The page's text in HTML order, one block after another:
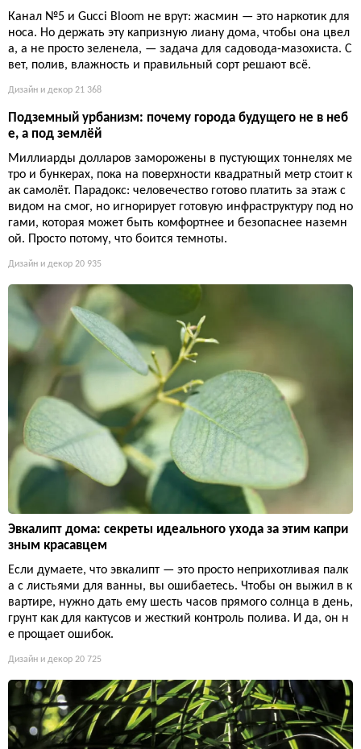
Канал №5 и Gucci Bloom не врут: жасмин — это наркотик для
носа. Но держать эту капризную лиану дома, чтобы она цвел
а, а не просто зеленела, — задача для садовода-мазохиста. С
вет, полив, влажность и правильный сорт решают всё.
Дизайн и декор 21 368
Подземный урбанизм: почему города будущего не в неб
е, а под землёй
Миллиарды долларов заморожены в пустующих тоннелях ме
тро и бункерах, пока на поверхности квадратный метр стоит к
ак самолёт. Парадокс: человечество готово платить за этаж с
видом на смог, но игнорирует готовую инфраструктуру под но
гами, которая может быть комфортнее и безопаснее наземн
ой. Просто потому, что боится темноты.
Дизайн и декор 20 935
Эвкалипт дома: секреты идеального ухода за этим капри
зным красавцем
Если думаете, что эвкалипт — это просто неприхотливая палк
а с листьями для ванны, вы ошибаетесь. Чтобы он выжил в к
вартире, нужно дать ему шесть часов прямого солнца в день,
грунт как для кактусов и жесткий контроль полива. И да, он н
е прощает ошибок.
Дизайн и декор 20 725